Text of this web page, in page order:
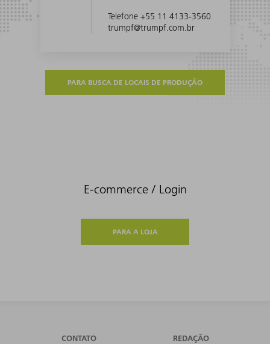
Telefone +55 11 4133-3560
trumpf@trumpf.com.br
PARA BUSCA DE LOCAIS DE PRODUÇÃO
E-commerce / Login
PARA A LOJA
CONTATO REDAÇÃO